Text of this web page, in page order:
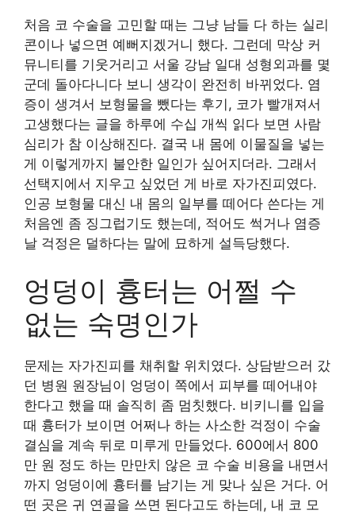
처음 코 수술을 고민할 때는 그냥 남들 다 하는 실리
콘이나 넣으면 예뻐지겠거니 했다. 그런데 막상 커
뮤니티를 기웃거리고 서울 강남 일대 성형외과를 몇
군데 돌아다니다 보니 생각이 완전히 바뀌었다. 염
증이 생겨서 보형물을 뺐다는 후기, 코가 빨개져서
고생했다는 글을 하루에 수십 개씩 읽다 보면 사람
심리가 참 이상해진다. 결국 내 몸에 이물질을 넣는
게 이렇게까지 불안한 일인가 싶어지더라. 그래서
선택지에서 지우고 싶었던 게 바로 자가진피였다.
인공 보형물 대신 내 몸의 일부를 떼어다 쓴다는 게
처음엔 좀 징그럽기도 했는데, 적어도 썩거나 염증
날 걱정은 덜하다는 말에 묘하게 설득당했다.
엉덩이 흉터는 어쩔 수
없는 숙명인가
문제는 자가진피를 채취할 위치였다. 상담받으러 갔
던 병원 원장님이 엉덩이 쪽에서 피부를 떼어내야
한다고 했을 때 솔직히 좀 멈칫했다. 비키니를 입을
때 흉터가 보이면 어쩌나 하는 사소한 걱정이 수술
결심을 계속 뒤로 미루게 만들었다. 600에서 800
만 원 정도 하는 만만치 않은 코 수술 비용을 내면서
까지 엉덩이에 흉터를 남기는 게 맞나 싶은 거다. 어
떤 곳은 귀 연골을 쓰면 된다고도 하는데, 내 코 모